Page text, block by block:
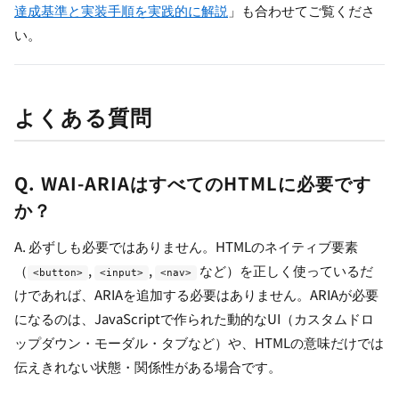
達成基準と実装手順を実践的に解説 」も合わせてご覧くださ
い。
よくある質問
Q. WAI-ARIAはすべてのHTMLに必要です
か？
A. 必ずしも必要ではありません。HTMLのネイティブ要素
（
<button> , <input> , <nav>
など）を正しく使っているだ
けであれば、ARIAを追加する必要はありません。ARIAが必要
になるのは、JavaScriptで作られた動的なUI（カスタムドロ
ップダウン・モーダル・タブなど）や、HTMLの意味だけでは
伝えきれない状態・関係性がある場合です。